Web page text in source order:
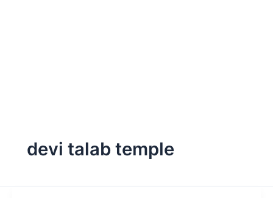
devi talab temple